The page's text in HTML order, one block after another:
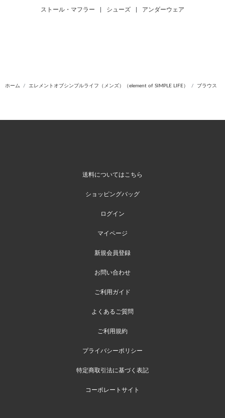
ストール・マフラー シューズ アンダーウェア
ホーム エレメントオブシンプルライフ（メンズ）（element of SIMPLE LIFE） ブラウス
送料についてはこちら
ショッピングバッグ
ログイン
マイページ
新規会員登録
お問い合わせ
ご利用ガイド
よくあるご質問
ご利用規約
プライバシーポリシー
特定商取引法に基づく表記
コーポレートサイト